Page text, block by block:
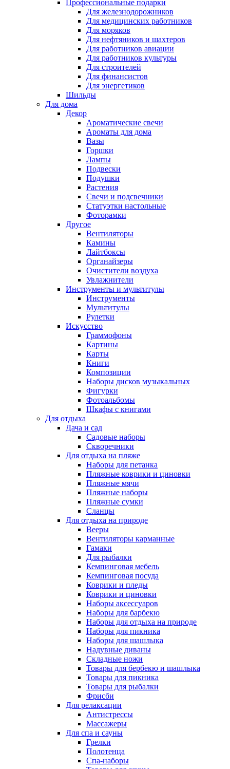
Профессиональные подарки
Для железнодорожников
Для медицинских работников
Для моряков
Для нефтяников и шахтеров
Для работников авиации
Для работников культуры
Для строителей
Для финансистов
Для энергетиков
Шильды
Для дома
Декор
Ароматические свечи
Ароматы для дома
Вазы
Горшки
Лампы
Подвески
Подушки
Растения
Свечи и подсвечники
Статуэтки настольные
Фоторамки
Другое
Вентиляторы
Камины
Лайтбоксы
Органайзеры
Очистители воздуха
Увлажнители
Инструменты и мультитулы
Инструменты
Мультитулы
Рулетки
Искусство
Граммофоны
Картины
Карты
Книги
Композиции
Наборы дисков музыкальных
Фигурки
Фотоальбомы
Шкафы с книгами
Для отдыха
Дача и сад
Садовые наборы
Скворечники
Для отдыха на пляже
Наборы для петанка
Пляжные коврики и циновки
Пляжные мячи
Пляжные наборы
Пляжные сумки
Сланцы
Для отдыха на природе
Вееры
Вентиляторы карманные
Гамаки
Для рыбалки
Кемпинговая мебель
Кемпинговая посуда
Коврики и пледы
Коврики и циновки
Наборы аксессуаров
Наборы для барбекю
Наборы для отдыха на природе
Наборы для пикника
Наборы для шашлыка
Надувные диваны
Складные ножи
Товары для бербекю и шашлыка
Товары для пикника
Товары для рыбалки
Фрисби
Для релаксации
Антистрессы
Массажеры
Для спа и сауны
Грелки
Полотенца
Спа-наборы